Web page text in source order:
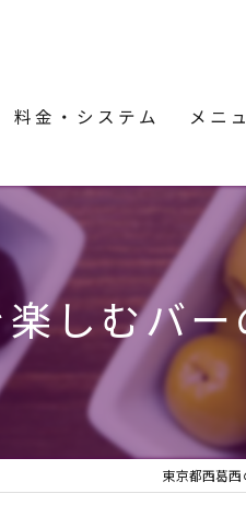
料金・システム メニ
しむバ
東京都西葛西